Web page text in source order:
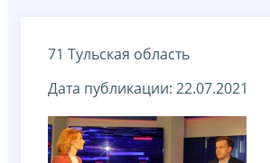
71 Тульская область
Дата публикации: 22.07.2021